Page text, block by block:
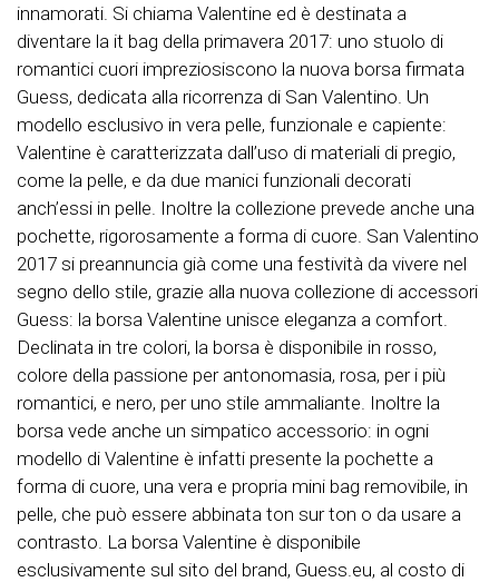
innamorati. Si chiama Valentine ed è destinata a
diventare la it bag della primavera 2017: uno stuolo di
romantici cuori impreziosiscono la nuova borsa firmata
Guess, dedicata alla ricorrenza di San Valentino. Un
modello esclusivo in vera pelle, funzionale e capiente:
Valentine è caratterizzata dall’uso di materiali di pregio,
come la pelle, e da due manici funzionali decorati
anch’essi in pelle. Inoltre la collezione prevede anche una
pochette, rigorosamente a forma di cuore. San Valentino
2017 si preannuncia già come una festività da vivere nel
segno dello stile, grazie alla nuova collezione di accessori
Guess: la borsa Valentine unisce eleganza a comfort.
Declinata in tre colori, la borsa è disponibile in rosso,
colore della passione per antonomasia, rosa, per i più
romantici, e nero, per uno stile ammaliante. Inoltre la
borsa vede anche un simpatico accessorio: in ogni
modello di Valentine è infatti presente la pochette a
forma di cuore, una vera e propria mini bag removibile, in
pelle, che può essere abbinata ton sur ton o da usare a
contrasto. La borsa Valentine è disponibile
esclusivamente sul sito del brand, Guess.eu, al costo di